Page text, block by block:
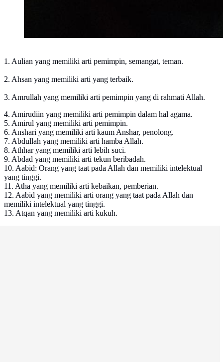
1. Aulian yang memiliki arti pemimpin, semangat, teman.
2. Ahsan yang memiliki arti yang terbaik.
3. Amrullah yang memiliki arti pemimpin yang di rahmati Allah.
4. Amirudiin yang memiliki arti pemimpin dalam hal agama.
5. Amirul yang memiliki arti pemimpin.
6. Anshari yang memiliki arti kaum Anshar, penolong.
7. Abdullah yang memiliki arti hamba Allah.
8. Athhar yang memiliki arti lebih suci.
9. Abdad yang memiliki arti tekun beribadah.
10. Aabid: Orang yang taat pada Allah dan memiliki intelektual
yang tinggi.
11. Atha yang memiliki arti kebaikan, pemberian.
12. Aabid yang memiliki arti orang yang taat pada Allah dan
memiliki intelektual yang tinggi.
13. Atqan yang memiliki arti kukuh.